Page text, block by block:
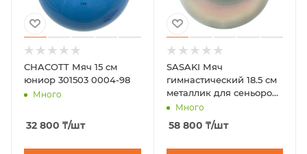
CHACOTT Мяч 15 см
юниор 301503 0004-98
Много
32 800 ₸/шт
SASAKI Мяч
гимнастический 18.5 см
металлик для сеньоров
M-207MG FIG
Много
58 800 ₸/шт